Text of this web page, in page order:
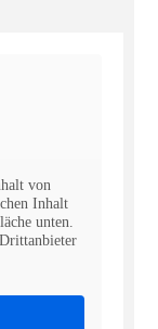
von
Inhalt
unten.